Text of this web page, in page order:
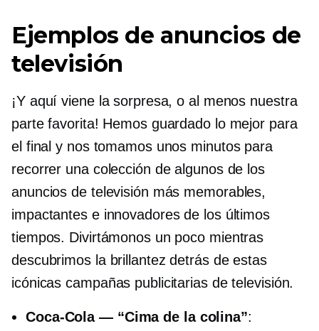
Ejemplos de anuncios de
televisión
¡Y aquí viene la sorpresa, o al menos nuestra
parte favorita! Hemos guardado lo mejor para
el final y nos tomamos unos minutos para
recorrer una colección de algunos de los
anuncios de televisión más memorables,
impactantes e innovadores de los últimos
tiempos. Divirtámonos un poco mientras
descubrimos la brillantez detrás de estas
icónicas campañas publicitarias de televisión.
Coca-Cola— “Cima de la colina”: